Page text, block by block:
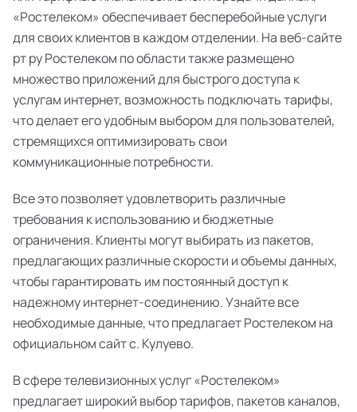
«Ростелеком» обеспечивает бесперебойные услуги
для своих клиентов в каждом отделении. На веб-сайте
рт ру Ростелеком по области также размещено
множество приложений для быстрого доступа к
услугам интернет, возможность подключать тарифы,
что делает его удобным выбором для пользователей,
стремящихся оптимизировать свои
коммуникационные потребности.
Все это позволяет удовлетворить различные
требования к использованию и бюджетные
ограничения. Клиенты могут выбирать из пакетов,
предлагающих различные скорости и объемы данных,
чтобы гарантировать им постоянный доступ к
надежному интернет-соединению. Узнайте все
необходимые данные, что предлагает Ростелеком на
официальном сайт с. Кулуево.
В сфере телевизионных услуг «Ростелеком»
предлагает широкий выбор тарифов, пакетов каналов,